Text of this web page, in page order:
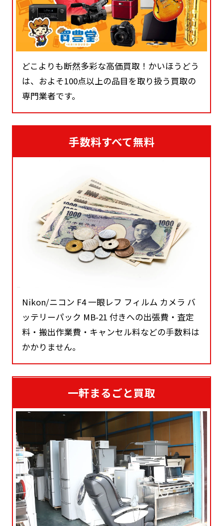
どこよりも断然多彩な高価買取！かいほうどう
は、およそ100点以上の品目を取り扱う買取の
専門業者です。
手数料すべて無料
Nikon/ニコン F4 一眼レフ フィルム カメラ バ
ッテリーパック MB-21 付きへの出張費・査定
料・搬出作業費・キャンセル料などの手数料は
かかりません。
一軒まるごと買取